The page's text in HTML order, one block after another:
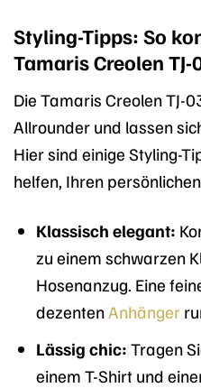
Styling-Tipps: So
Tamaris Creolen TJ-
Die Tamaris Creolen TJ-
Allrounder und lassen
Hier sind einige Styling-
helfen, Ihren
Klassisch elegant:
zu einem schwarzen
Hosenanzug. Eine
dezentenAnhänger
Lässig chic: Tragen
einem T-Shirt und